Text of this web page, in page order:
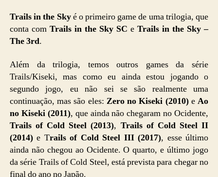
Trails in the Skyé o primeiro game de uma trilogia, que
conta com Trails in the Sky SC e Trails in the Sky –
The 3rd.
Além da trilogia, temos outros games da série
Trails/Kiseki, mas como eu ainda estou jogando o
segundo jogo, eu não sei se são realmente uma
continuação, mas são eles: Zero no Kiseki (2010)eAo
no Kiseki (2011), que ainda não chegaram no Ocidente,
Trails of Cold Steel (2013), Trails of Cold Steel II
(2014) e Trails of Cold Steel III (2017), esse último
ainda não chegou ao Ocidente. O quarto, e último jogo
da série Trails of Cold Steel, está prevista para chegar no
final do ano no Japão.